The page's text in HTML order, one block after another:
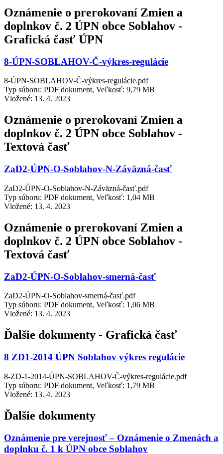
Oznámenie o prerokovaní Zmien a
doplnkov č. 2 ÚPN obce Soblahov -
Grafická časť ÚPN
8-ÚPN-SOBLAHOV-Č-výkres-regulácie
8-ÚPN-SOBLAHOV-Č-výkres-regulácie.pdf
Typ súboru: PDF dokument, Veľkosť: 9,79 MB
Vložené: 13. 4. 2023
Oznámenie o prerokovaní Zmien a
doplnkov č. 2 ÚPN obce Soblahov -
Textová časť
ZaD2-ÚPN-O-Soblahov-N-Záväzná-časť
ZaD2-ÚPN-O-Soblahov-N-Záväzná-časť.pdf
Typ súboru: PDF dokument, Veľkosť: 1,04 MB
Vložené: 13. 4. 2023
Oznámenie o prerokovaní Zmien a
doplnkov č. 2 ÚPN obce Soblahov -
Textová časť
ZaD2-ÚPN-O-Soblahov-smerná-časť
ZaD2-ÚPN-O-Soblahov-smerná-časť.pdf
Typ súboru: PDF dokument, Veľkosť: 1,06 MB
Vložené: 13. 4. 2023
Ďalšie dokumenty - Grafická časť
8 ZD1-2014 ÚPN Soblahov výkres regulácie
8-ZD-1-2014-ÚPN-SOBLAHOV-Č-výkres-regulácie.pdf
Typ súboru: PDF dokument, Veľkosť: 1,79 MB
Vložené: 13. 4. 2023
Ďalšie dokumenty
Oznámenie pre verejnosť – Oznámenie o Zmenách a
doplnku č. 1 k ÚPN obce Soblahov